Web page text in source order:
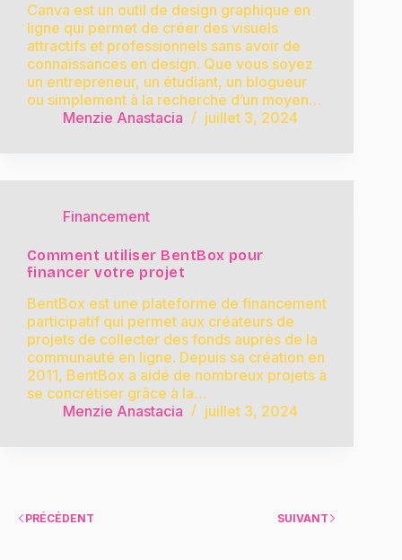
Canva est un outil de design graphique en
ligne qui permet de créer des visuels
attractifs et professionnels sans avoir de
connaissances en design. Que vous soyez
un entrepreneur, un étudiant, un blogueur
ou simplement à la recherche d’un moyen…
Menzie Anastacia
juillet 3, 2024
Financement
Comment utiliser BentBox pour
financer votre projet
BentBox est une plateforme de financement
participatif qui permet aux créateurs de
projets de collecter des fonds auprès de la
communauté en ligne. Depuis sa création en
2011, BentBox a aidé de nombreux projets à
se concrétiser grâce à la…
Menzie Anastacia
juillet 3, 2024
PRÉCÉDENT SUIVANT